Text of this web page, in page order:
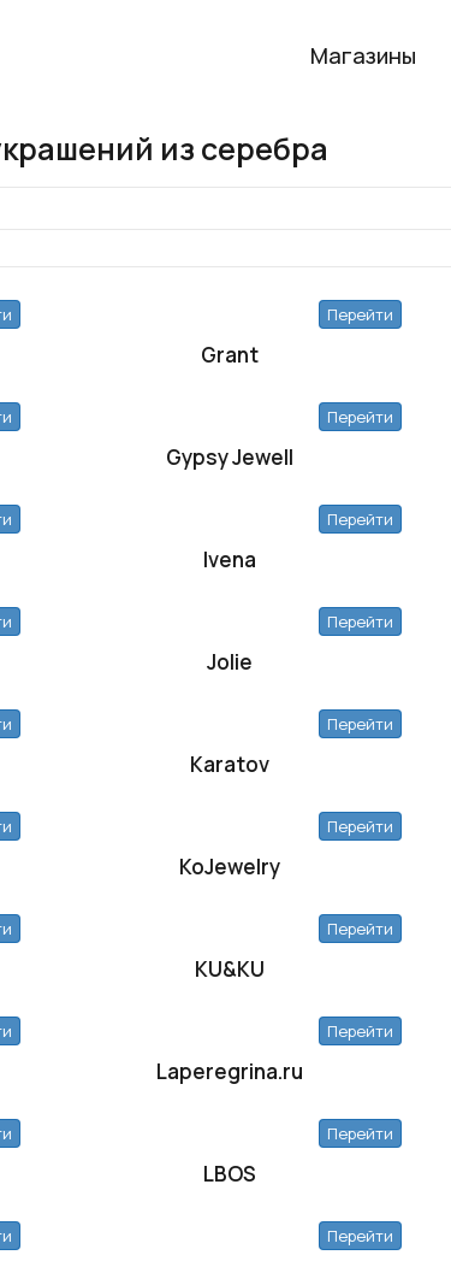
Магазины
из серебра
Перейти
Grant
Перейти
Gypsy Jewell
Перейти
Ivena
Перейти
Jolie
Перейти
Karatov
Перейти
KoJewelry
Перейти
KU&KU
Перейти
Laperegrina.ru
Перейти
LBOS
Перейти